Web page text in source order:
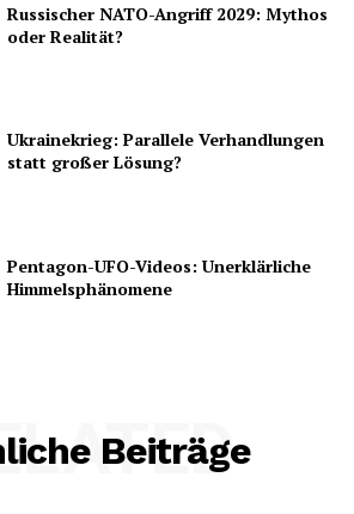
Russischer NATO-Angriff 2029: Mythos
oder Realität?
Ukrainekrieg: Parallele Verhandlungen
statt großer Lösung?
Pentagon-UFO-Videos: Unerklärliche
Himmelsphänomene
Beiträge